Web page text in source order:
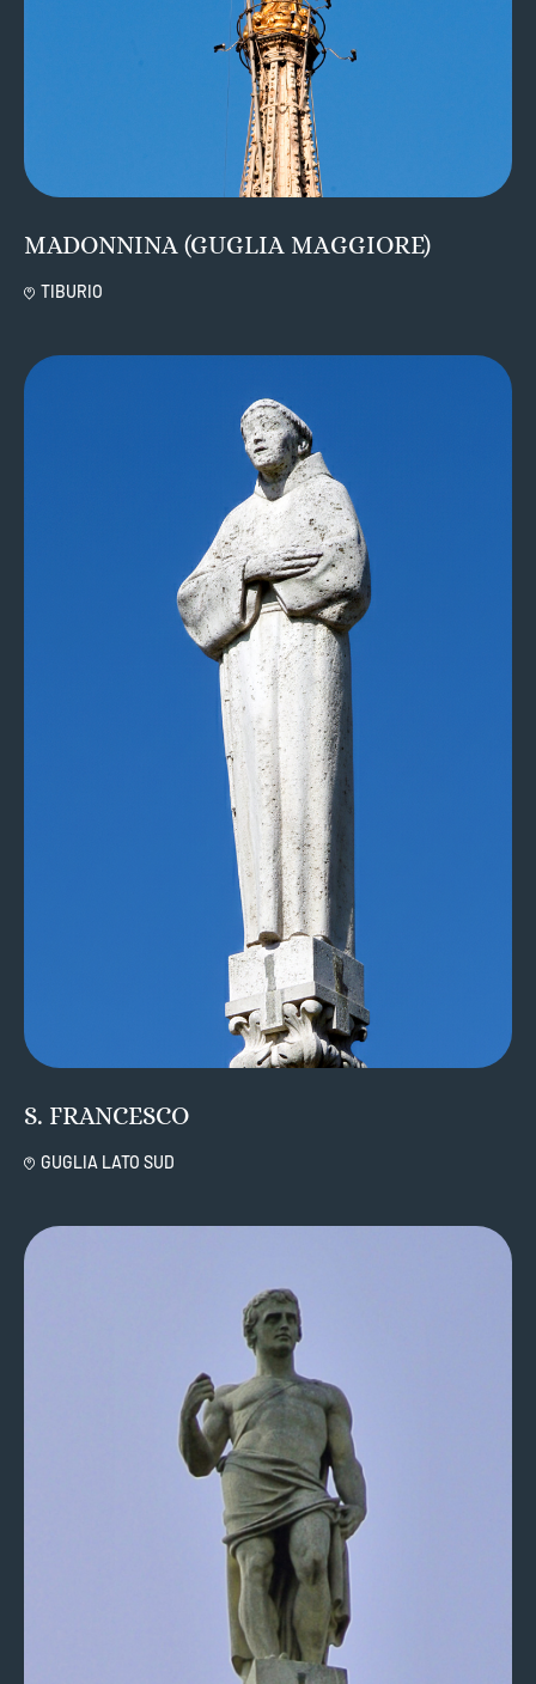
MADONNINA (GUGLIA MAGGIORE)
TIBURIO
S. FRANCESCO
GUGLIA LATO SUD